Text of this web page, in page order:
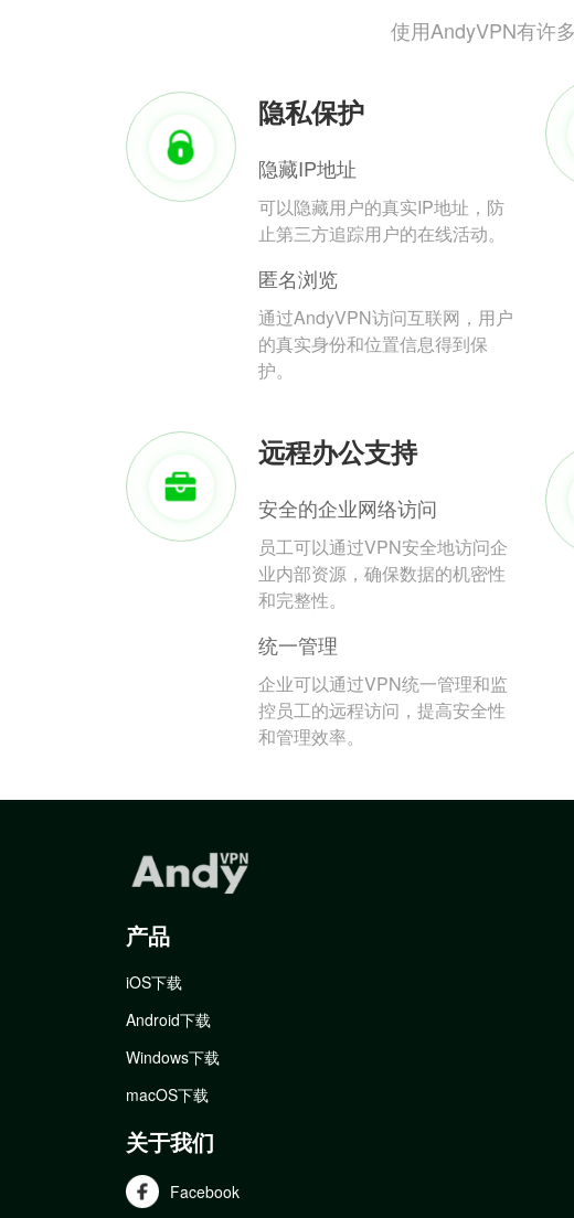
使用AndyVPN有许
隐私保护
隐藏IP地址
可以隐藏用户的真实IP地址，防
止第三方追踪用户的在线活动。
匿名浏览
通过AndyVPN访问互联网，用户
的真实身份和位置信息得到保
护。
远程办公支持
安全的企业网络访问
员工可以通过VPN安全地访问企
业内部资源，确保数据的机密性
和完整性。
统一管理
企业可以通过VPN统一管理和监
控员工的远程访问，提高安全性
和管理效率。
产品
iOS下载
Android下载
Windows下载
macOS下载
关于我们
Facebook